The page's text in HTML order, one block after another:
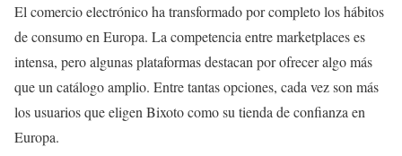
El comercio electrónico ha transformado por completo los hábitos
de consumo en Europa. La competencia entre marketplaces es
intensa, pero algunas plataformas destacan por ofrecer algo más
que un catálogo amplio. Entre tantas opciones, cada vez son más
los usuarios que eligen Bixoto como su tienda de confianza en
Europa.